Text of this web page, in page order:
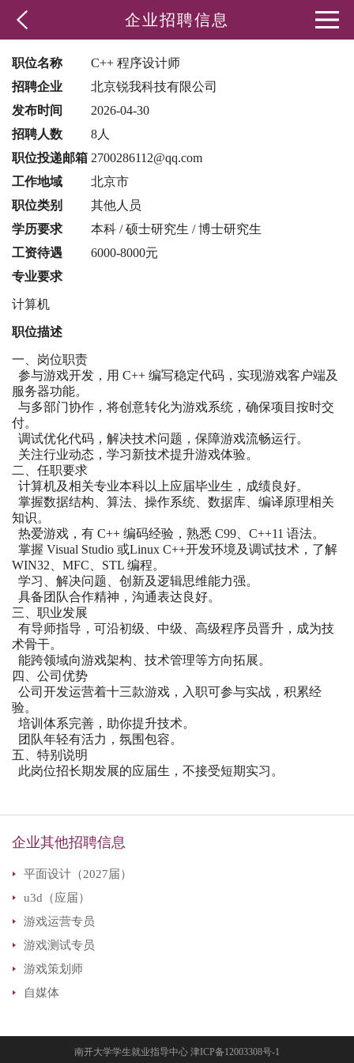
企业招聘信息
职位名称
C++ 程序设计师
招聘企业
北京锐我科技有限公司
发布时间
2026-04-30
招聘人数
8人
职位投递邮箱 2700286112@qq.com
工作地域
北京市
职位类别
其他人员
学历要求
本科 / 硕士研究生 / 博士研究生
工资待遇
6000-8000元
专业要求
计算机
职位描述
一、岗位职责
参与游戏开发，用 C++ 编写稳定代码，实现游戏客户端及
服务器功能。
与多部门协作，将创意转化为游戏系统，确保项目按时交
付。
调试优化代码，解决技术问题，保障游戏流畅运行。
关注行业动态，学习新技术提升游戏体验。
二、任职要求
计算机及相关专业本科以上应届毕业生，成绩良好。
掌握数据结构、算法、操作系统、数据库、编译原理相关
知识。
热爱游戏，有 C++ 编码经验，熟悉 C99、C++11 语法。
掌握 Visual Studio 或Linux C++开发环境及调试技术，了解
WIN32、MFC、STL 编程。
学习、解决问题、创新及逻辑思维能力强。
具备团队合作精神，沟通表达良好。
三、职业发展
有导师指导，可沿初级、中级、高级程序员晋升，成为技
术骨干。
能跨领域向游戏架构、技术管理等方向拓展。
四、公司优势
公司开发运营着十三款游戏，入职可参与实战，积累经
验。
培训体系完善，助你提升技术。
团队年轻有活力，氛围包容。
五、特别说明
此岗位招长期发展的应届生，不接受短期实习。
企业其他招聘信息
平面设计（2027届）
u3d（应届）
游戏运营专员
游戏测试专员
游戏策划师
自媒体
南开大学学生就业指导中心 津ICP备12003308号-1